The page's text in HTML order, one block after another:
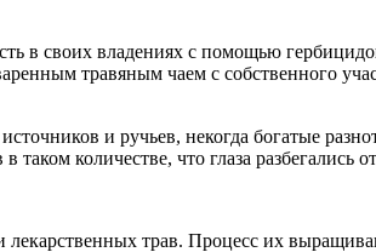
в своих владениях с помощью
травяным чаем с собственного
и ручьев, некогда богатые
количестве, что глаза разбегались
лекарственных трав. Процесс их